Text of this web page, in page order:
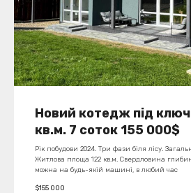
Новий котедж під ключ
кв.м. 7 соток 155 000$
Рік побудови 2024. Три фази біля лісу.
Житлова площа 122 кв.м. Свердловина
можна на будь-якій машині, в любий час
$155 000